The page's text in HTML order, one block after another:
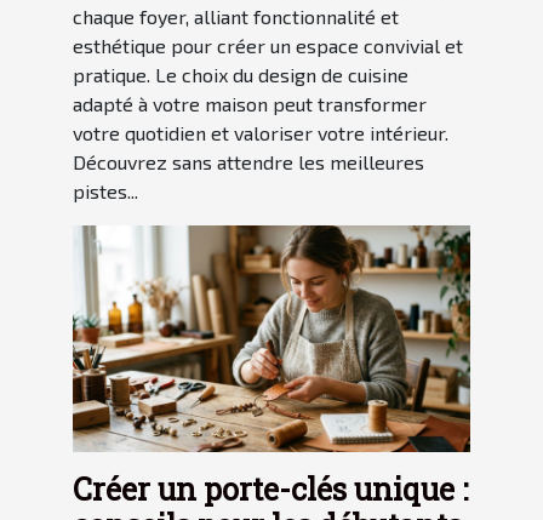
chaque foyer, alliant fonctionnalité et
esthétique pour créer un espace convivial et
pratique. Le choix du design de cuisine
adapté à votre maison peut transformer
votre quotidien et valoriser votre intérieur.
Découvrez sans attendre les meilleures
pistes...
Créer un porte-clés unique :